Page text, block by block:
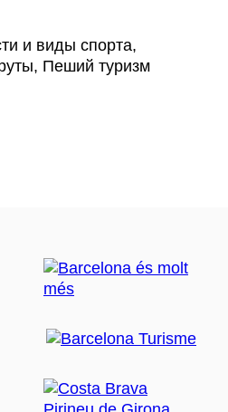
и виды спорта,
Пеший туризм